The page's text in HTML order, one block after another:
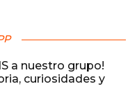
a nuestro grupo!
curiosidades y